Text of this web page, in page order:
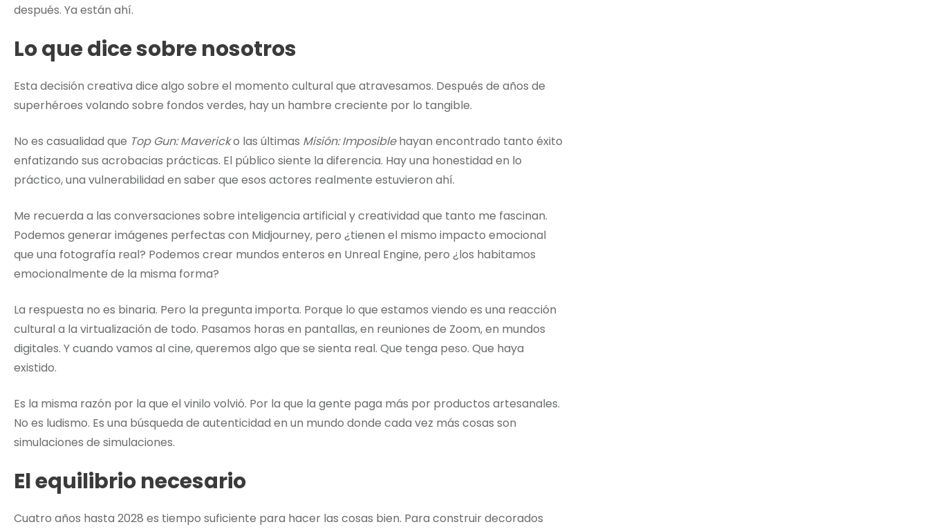
después. Ya están ahí.
Lo que dice sobre nosotros
Esta decisión creativa dice algo sobre el momento cultural que atravesamos. Después de años de
superhéroes volando sobre fondos verdes, hay un hambre creciente por lo tangible.
No es casualidad que Top Gun: Mavericko las últimas Misión: Imposiblehayan encontrado tanto éxito
enfatizando sus acrobacias prácticas. El público siente la diferencia. Hay una honestidad en lo
práctico, una vulnerabilidad en saber que esos actores realmente estuvieron ahí.
Me recuerda a las conversaciones sobre inteligencia artificial y creatividad que tanto me fascinan.
Podemos generar imágenes perfectas con Midjourney, pero ¿tienen el mismo impacto emocional
que una fotografía real? Podemos crear mundos enteros en Unreal Engine, pero ¿los habitamos
emocionalmente de la misma forma?
La respuesta no es binaria. Pero la pregunta importa. Porque lo que estamos viendo es una reacción
cultural a la virtualización de todo. Pasamos horas en pantallas, en reuniones de Zoom, en mundos
digitales. Y cuando vamos al cine, queremos algo que se sienta real. Que tenga peso. Que haya
existido.
Es la misma razón por la que el vinilo volvió. Por la que la gente paga más por productos artesanales.
No es ludismo. Es una búsqueda de autenticidad en un mundo donde cada vez más cosas son
simulaciones de simulaciones.
El equilibrio necesario
Cuatro años hasta 2028 es tiempo suficiente para hacer las cosas bien. Para construir decorados